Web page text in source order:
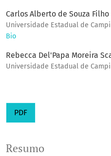
Carlos Alberto de Souza Filho
Universidade Estadual de
Bio
Rebecca Del'Papa Moreira
Universidade Estadual de
PDF
Resumo